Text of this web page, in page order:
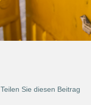
Teilen Sie diesen Beitrag